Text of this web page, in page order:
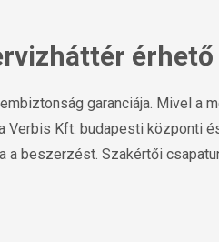
garanciája. Mivel
Kft. budapesti központi
a beszerzést. Szakértői